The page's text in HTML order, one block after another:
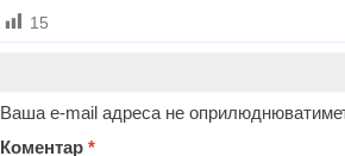
15
Ваша e-mail адреса не
Коментар *